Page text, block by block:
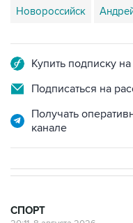
Новороссийск
Купить подписку
Подписаться на
Получать
канале
СПОРТ